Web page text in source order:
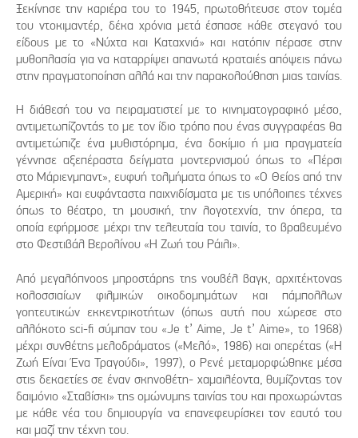
Ξεκίνησε την καριέρα του το 1945, πρωτοθήτευσε στον τομέα
του ντοκιμαντέρ, δέκα χρόνια μετά έσπασε κάθε στεγανό του
είδους με το «Νύχτα και Καταχνιά» και κατόπιν πέρασε στην
μυθοπλασία για να καταρρίψει απανωτά κραταιές απόψεις πάνω
στην πραγματοποίηση αλλά και την παρακολούθηση μιας ταινίας.
Η διάθεσή του να πειραματιστεί με το κινηματογραφικό μέσο,
αντιμετωπίζοντάς το με τον ίδιο τρόπο που ένας συγγραφέας θα
αντιμετώπιζε ένα μυθιστόρημα, ένα δοκίμιο ή μια πραγματεία
γέννησε αξεπέραστα δείγματα μοντερνισμού όπως το «Πέρσι
στο Μάριενμπαντ», ευφυή τολμήματα όπως το «Ο Θείος από την
Αμερική» και ευφάνταστα παιχνιδίσματα με τις υπόλοιπες τέχνες
όπως το θέατρο, τη μουσική, την λογοτεχνία, την όπερα, τα
οποία εφήρμοσε μέχρι την τελευταία του ταινία, το βραβευμένο
στο Φεστιβάλ Βερολίνου «Η Ζωή του Ράιλι».
Από μεγαλόπνοος μπροστάρης της νουβέλ βαγκ, αρχιτέκτονας
κολοσσιαίων φιλμικών οικοδομημάτων και πάμπολλων
γοητευτικών εκκεντρικοτήτων (όπως αυτή που χώρεσε στο
αλλόκοτο sci-fi σύμπαν του «Je t’ Aime, Je t’ Aime», το 1968)
μέχρι συνθέτης μελοδράματος («Μελό», 1986) και οπερέτας («Η
Ζωή Είναι Ένα Τραγούδι», 1997), ο Ρενέ μεταμορφώθηκε μέσα
στις δεκαετίες σε έναν σκηνοθέτη- χαμαιλέοντα, θυμίζοντας τον
δαιμόνιο «Σταβίσκι» της ομώνυμης ταινίας του και προχωρώντας
με κάθε νέα του δημιουργία να επανεφευρίσκει τον εαυτό του
και μαζί την τέχνη του.